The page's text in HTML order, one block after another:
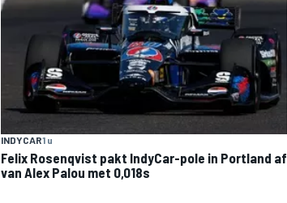
INDYCAR1 u
Felix Rosenqvist pakt IndyCar-pole in Portland af
van Alex Palou met 0,018s